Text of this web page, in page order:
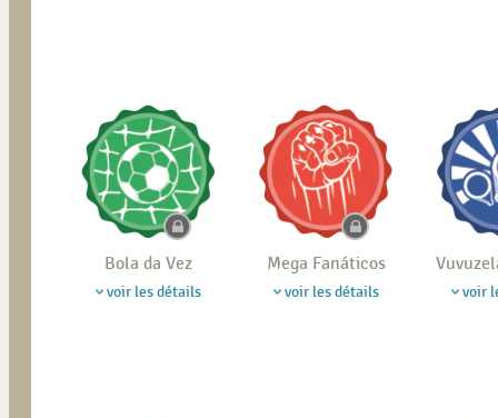
Bola da Vez
voir les détails
Mega Fanáticos
voir les détails voir